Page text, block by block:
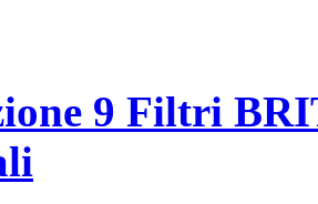
9 Filtri